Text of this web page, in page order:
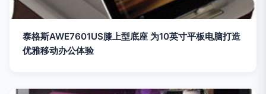
泰格斯AWE7601US膝上型底座 为10英寸平板电脑打造
优雅移动办公体验